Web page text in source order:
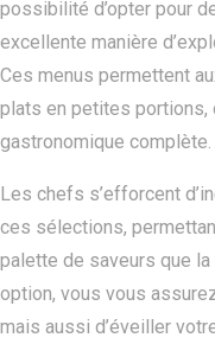
possibilité d’opter pour
excellente manière
Ces menus permettent
plats en petites portions,
gastronomique complète.
Les chefs s’efforcent
ces sélections,
palette de saveurs que
option, vous vous
mais aussi d’éveiller